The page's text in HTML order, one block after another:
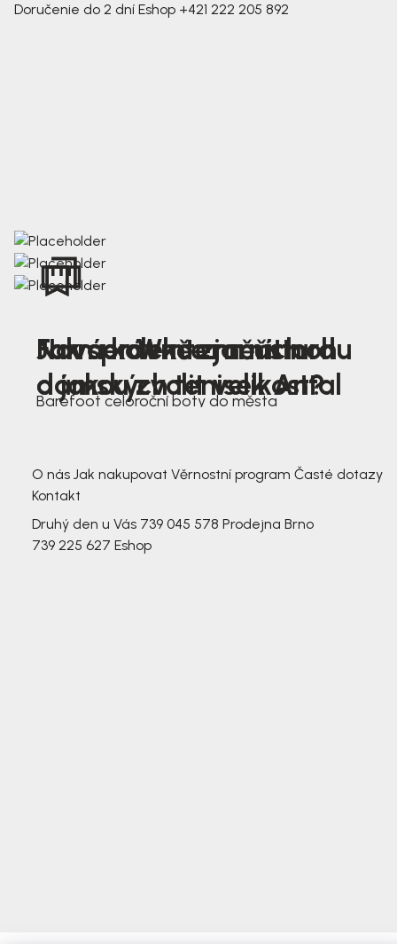
Doručenie do 2 dní Eshop +421 222 205 892
Nová kolekce jarních
dámských tenisek Antal
Jak správně změřit nohu
a jakou zvolit velikost?
Farmer Winter mustard
Barefoot celoroční boty do města
O nás Jak nakupovat Věrnostní program Časté dotazy
Kontakt
Druhý den u Vás 739 045 578 Prodejna Brno
739 225 627 Eshop